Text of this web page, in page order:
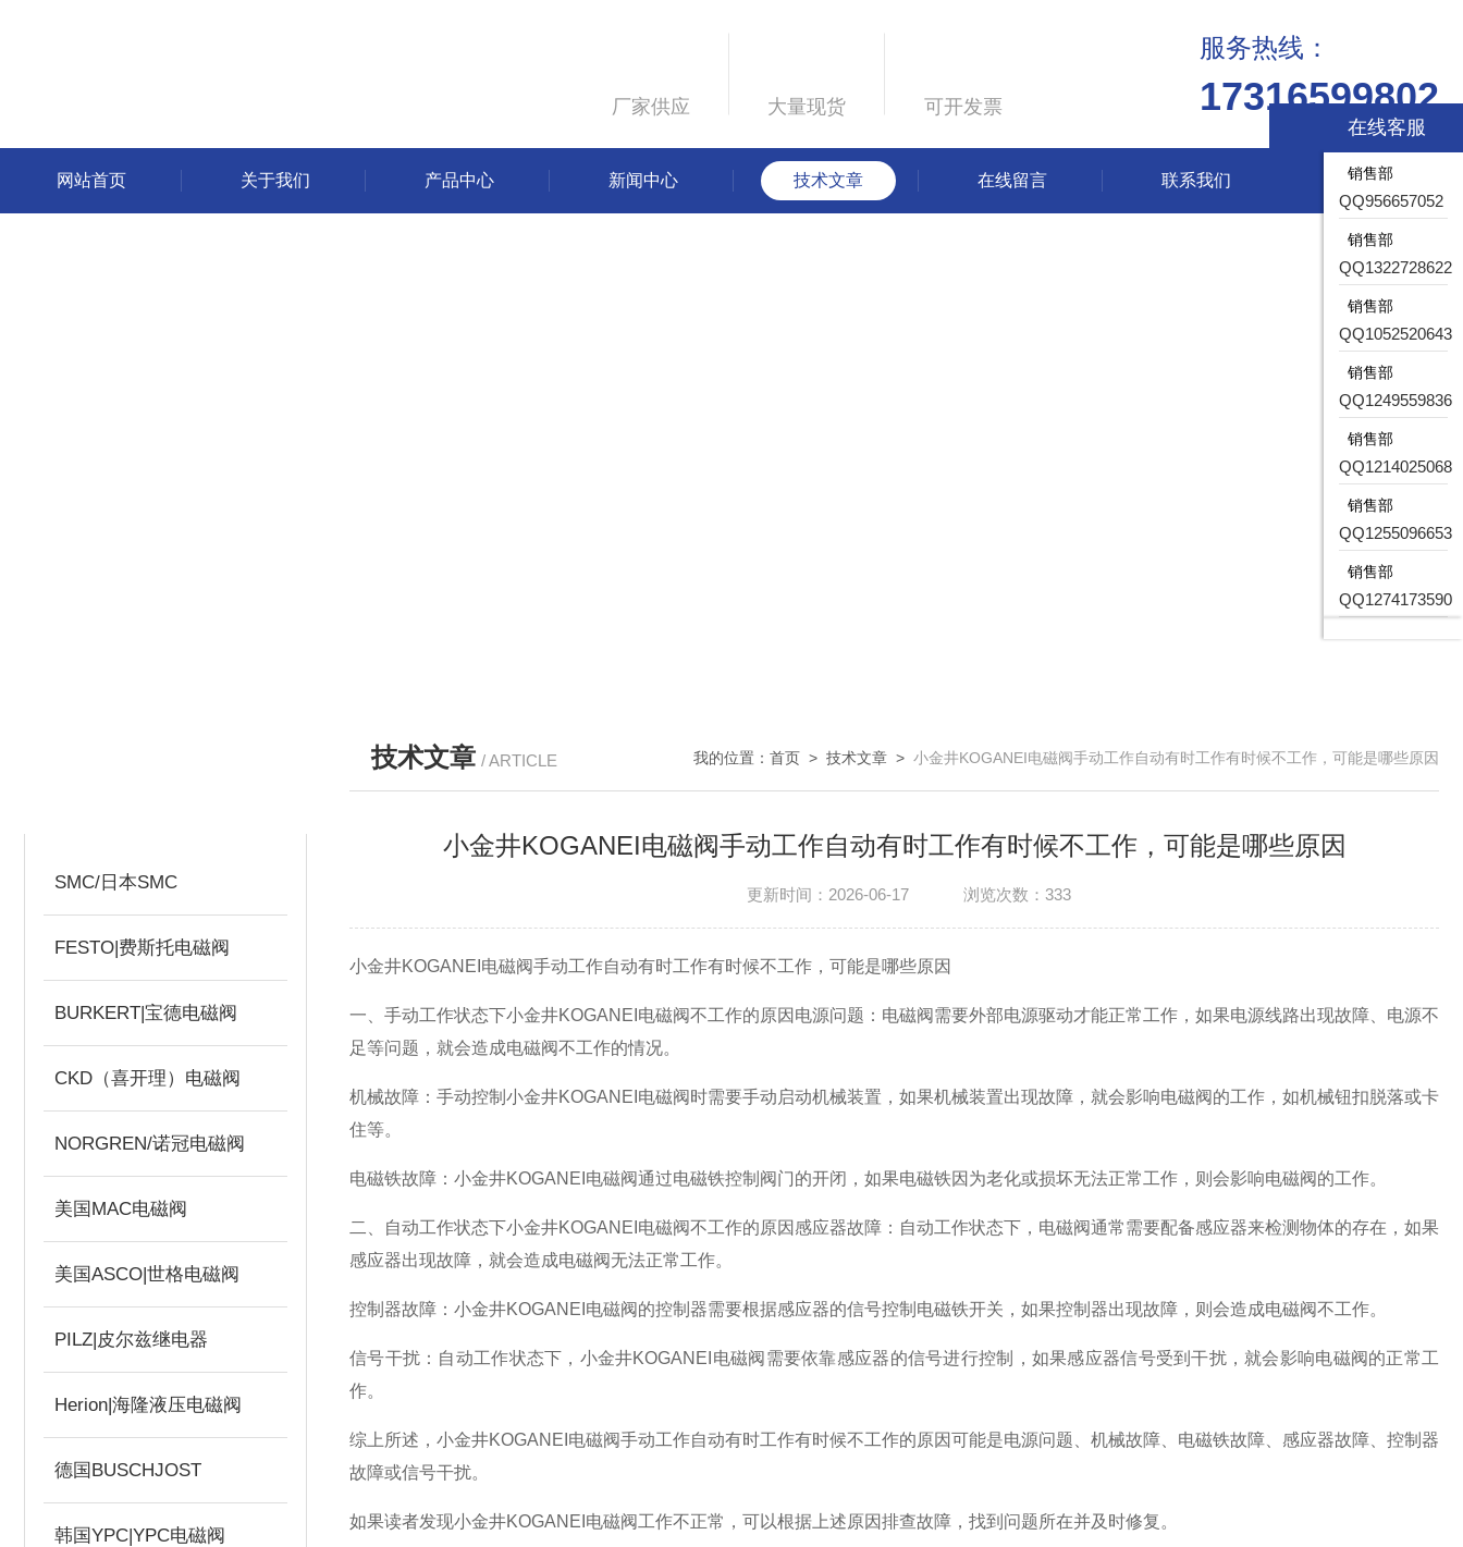
厂家供应 大量现货 可开发票
服务热线：
17316599802
网站首页 关于我们 产品中心 新闻中心 技术文章 在线留言 联系我们
SMC/日本SMC
FESTO|费斯托电磁阀
BURKERT|宝德电磁阀
CKD（喜开理）电磁阀
NORGREN/诺冠电磁阀
美国MAC电磁阀
美国ASCO|世格电磁阀
PILZ|皮尔兹继电器
Herion|海隆液压电磁阀
德国BUSCHJOST
韩国YPC|YPC电磁阀
技术文章 / ARTICLE 我的位置： 首页 > 技术文章 > 小金井KOGANEI电磁阀手动工作自动有时工作有时候不工作，可能是哪些原因
小金井KOGANEI电磁阀手动工作自动有时工作有时候不工作，可能是哪些原因
更新时间：2026-06-17 浏览次数：333
小金井KOGANEI电磁阀手动工作自动有时工作有时候不工作，可能是哪些原因
一、手动工作状态下小金井KOGANEI电磁阀不工作的原因电源问题：电磁阀需要外部电源驱动才能正常工作，如果电源线路出现故障、电源不
足等问题，就会造成电磁阀不工作的情况。
机械故障：手动控制小金井KOGANEI电磁阀时需要手动启动机械装置，如果机械装置出现故障，就会影响电磁阀的工作，如机械钮扣脱落或卡
住等。
电磁铁故障：小金井KOGANEI电磁阀通过电磁铁控制阀门的开闭，如果电磁铁因为老化或损坏无法正常工作，则会影响电磁阀的工作。
二、自动工作状态下小金井KOGANEI电磁阀不工作的原因感应器故障：自动工作状态下，电磁阀通常需要配备感应器来检测物体的存在，如果
感应器出现故障，就会造成电磁阀无法正常工作。
控制器故障：小金井KOGANEI电磁阀的控制器需要根据感应器的信号控制电磁铁开关，如果控制器出现故障，则会造成电磁阀不工作。
信号干扰：自动工作状态下，小金井KOGANEI电磁阀需要依靠感应器的信号进行控制，如果感应器信号受到干扰，就会影响电磁阀的正常工
作。
综上所述，小金井KOGANEI电磁阀手动工作自动有时工作有时候不工作的原因可能是电源问题、机械故障、电磁铁故障、感应器故障、控制器
故障或信号干扰。
如果读者发现小金井KOGANEI电磁阀工作不正常，可以根据上述原因排查故障，找到问题所在并及时修复。
在线客服
销售部
QQ956657052
销售部
QQ1322728622
销售部
QQ1052520643
销售部
QQ1249559836
销售部
QQ1214025068
销售部
QQ1255096653
销售部
QQ1274173590